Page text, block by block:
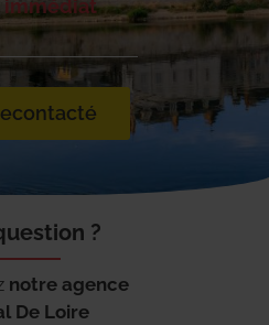
immédiat
?
notre agence
De Loire